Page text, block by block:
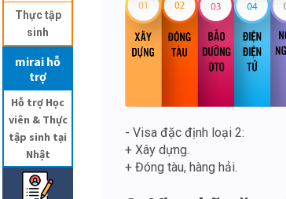
Thực tập
sinh
mirai hỗ
trợ
Hỗ trợ Học
viên & Thực
tập sinh tại
Nhật
- Visa đặc định loại 2:
+ Xây dựng.
+ Đóng tàu, hàng hải.